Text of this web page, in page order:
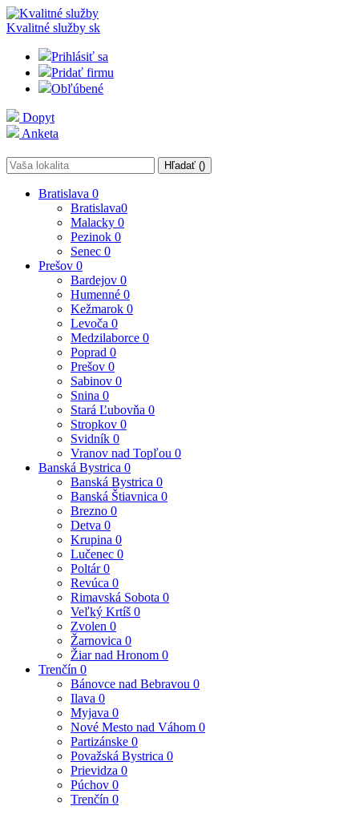
Kvalitné služby sk
Prihlásiť sa
Pridať firmu
Obľúbené
Dopyt
Anketa
Hľadať ()
Bratislava 0
Bratislava0
Malacky 0
Pezinok 0
Senec 0
Prešov 0
Bardejov 0
Humenné 0
Kežmarok 0
Levoča 0
Medzilaborce 0
Poprad 0
Prešov 0
Sabinov 0
Snina 0
Stará Ľubovňa 0
Stropkov 0
Svidník 0
Vranov nad Topľou 0
Banská Bystrica 0
Banská Bystrica 0
Banská Štiavnica 0
Brezno 0
Detva 0
Krupina 0
Lučenec 0
Poltár0
Revúca 0
Rimavská Sobota 0
Veľký Krtíš 0
Zvolen 0
Žarnovica 0
Žiar nad Hronom 0
Trenčín 0
Bánovce nad Bebravou 0
Ilava 0
Myjava 0
Nové Mesto nad Váhom 0
Partizánske 0
Považská Bystrica 0
Prievidza 0
Púchov 0
Trenčín 0